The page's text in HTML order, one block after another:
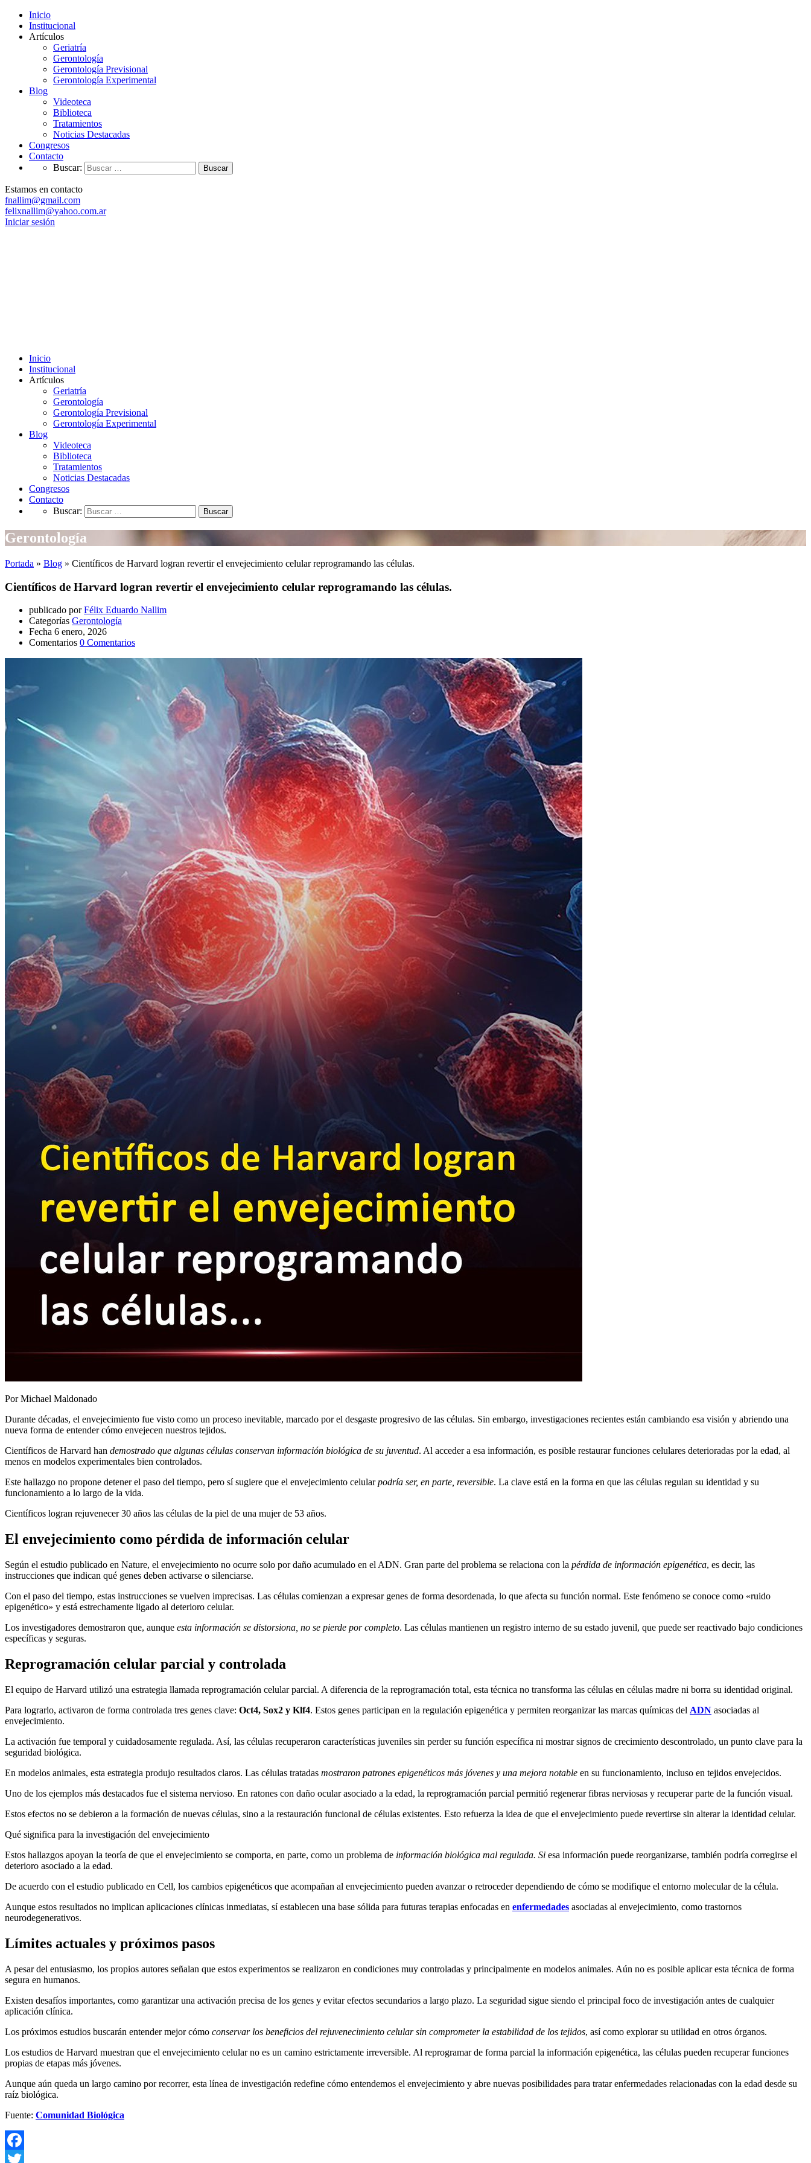
Inicio
Institucional
Artículos
Geriatría
Gerontología
Gerontología Previsional
Gerontología Experimental
Blog
Videoteca
Biblioteca
Tratamientos
Noticias Destacadas
Congresos
Contacto
Buscar:
Estamos en contacto
fnallim@gmail.com
felixnallim@yahoo.com.ar
Iniciar sesión
Inicio
Institucional
Artículos
Geriatría
Gerontología
Gerontología Previsional
Gerontología Experimental
Blog
Videoteca
Biblioteca
Tratamientos
Noticias Destacadas
Congresos
Contacto
Buscar:
Gerontología
Portada » Blog » Científicos de Harvard logran revertir el envejecimiento celular reprogramando las células.
Científicos de Harvard logran revertir el envejecimiento celular reprogramando las células.
publicado por Félix Eduardo Nallim
Categorías Gerontología
Fecha 6 enero, 2026
Comentarios 0 Comentarios
Por Michael Maldonado
Durante décadas, el envejecimiento fue visto como un proceso inevitable, marcado por el desgaste progresivo de las células. Sin embargo, investigaciones recientes están cambiando esa visión y abriendo una
nueva forma de entender cómo envejecen nuestros tejidos.
Científicos de Harvard han demostrado que algunas células conservan información biológica de su juventud. Al acceder a esa información, es posible restaurar funciones celulares deterioradas por la edad, al
menos en modelos experimentales bien controlados.
Este hallazgo no propone detener el paso del tiempo, pero sí sugiere que el envejecimiento celularpodría ser, en parte, reversible. La clave está en la forma en que las células regulan su identidad y su
funcionamiento a lo largo de la vida.
Científicos logran rejuvenecer 30 años las células de la piel de una mujer de 53 años.
El envejecimiento como pérdida de información celular
Según el estudio publicado en Nature, el envejecimiento no ocurre solo por daño acumulado en el ADN. Gran parte del problema se relaciona con la pérdida de información epigenética, es decir, las
instrucciones que indican qué genes deben activarse o silenciarse.
Con el paso del tiempo, estas instrucciones se vuelven imprecisas. Las células comienzan a expresar genes de forma desordenada, lo que afecta su función normal. Este fenómeno se conoce como «ruido
epigenético» y está estrechamente ligado al deterioro celular.
Los investigadores demostraron que, aunque esta información se distorsiona, no se pierde por completo. Las células mantienen un registro interno de su estado juvenil, que puede ser reactivado bajo condiciones
específicas y seguras.
Reprogramación celular parcial y controlada
El equipo de Harvard utilizó una estrategia llamada reprogramación celular parcial. A diferencia de la reprogramación total, esta técnica no transforma las células en células madre ni borra su identidad original.
Para lograrlo, activaron de forma controlada tres genes clave: Oct4, Sox2 y Klf4. Estos genes participan en la regulación epigenética y permiten reorganizar las marcas químicas del ADN asociadas al
envejecimiento.
La activación fue temporal y cuidadosamente regulada. Así, las células recuperaron características juveniles sin perder su función específica ni mostrar signos de crecimiento descontrolado, un punto clave para la
seguridad biológica.
En modelos animales, esta estrategia produjo resultados claros. Las células tratadas mostraron patrones epigenéticos más jóvenes y una mejora notable en su funcionamiento, incluso en tejidos envejecidos.
Uno de los ejemplos más destacados fue el sistema nervioso. En ratones con daño ocular asociado a la edad, la reprogramación parcial permitió regenerar fibras nerviosas y recuperar parte de la función visual.
Estos efectos no se debieron a la formación de nuevas células, sino a la restauración funcional de células existentes. Esto refuerza la idea de que el envejecimiento puede revertirse sin alterar la identidad celular.
Qué significa para la investigación del envejecimiento
Estos hallazgos apoyan la teoría de que el envejecimiento se comporta, en parte, como un problema de información biológica mal regulada. Si esa información puede reorganizarse, también podría corregirse el
deterioro asociado a la edad.
De acuerdo con el estudio publicado en Cell, los cambios epigenéticos que acompañan al envejecimiento pueden avanzar o retroceder dependiendo de cómo se modifique el entorno molecular de la célula.
Aunque estos resultados no implican aplicaciones clínicas inmediatas, sí establecen una base sólida para futuras terapias enfocadas en enfermedades asociadas al envejecimiento, como trastornos
neurodegenerativos.
Límites actuales y próximos pasos
A pesar del entusiasmo, los propios autores señalan que estos experimentos se realizaron en condiciones muy controladas y principalmente en modelos animales. Aún no es posible aplicar esta técnica de forma
segura en humanos.
Existen desafíos importantes, como garantizar una activación precisa de los genes y evitar efectos secundarios a largo plazo. La seguridad sigue siendo el principal foco de investigación antes de cualquier
aplicación clínica.
Los próximos estudios buscarán entender mejor cómo conservar los beneficios del rejuvenecimiento celular sin comprometer la estabilidad de los tejidos, así como explorar su utilidad en otros órganos.
Los estudios de Harvard muestran que el envejecimiento celular no es un camino estrictamente irreversible. Al reprogramar de forma parcial la información epigenética, las células pueden recuperar funciones
propias de etapas más jóvenes.
Aunque aún queda un largo camino por recorrer, esta línea de investigación redefine cómo entendemos el envejecimiento y abre nuevas posibilidades para tratar enfermedades relacionadas con la edad desde su
raíz biológica.
Fuente: Comunidad Biológica
Facebook